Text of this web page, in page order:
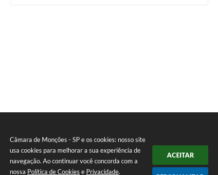
Câmara de Monções - SP e os cookies: nosso site
usa cookies para melhorar a sua experiência de
navegação. Ao continuar você concorda com a
nossa Política de Cookies e Privacidade.
ACEITAR